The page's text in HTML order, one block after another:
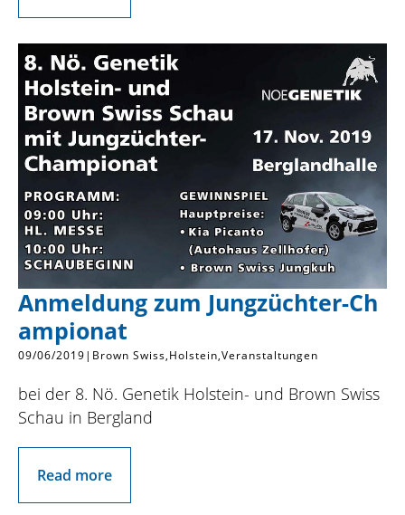
Anmeldung zum Jungzüchter-Ch
ampionat
09/06/2019| Brown Swiss Holstein Veranstaltungen
bei der 8. Nö. Genetik Holstein- und Brown Swiss
Schau in Bergland
Read more